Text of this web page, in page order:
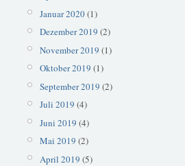
Januar 2020(1)
Dezember 2019 (2)
November 2019 (1)
Oktober 2019 (1)
September 2019 (2)
Juli 2019 (4)
Juni 2019 (4)
Mai 2019 (2)
April 2019 (5)